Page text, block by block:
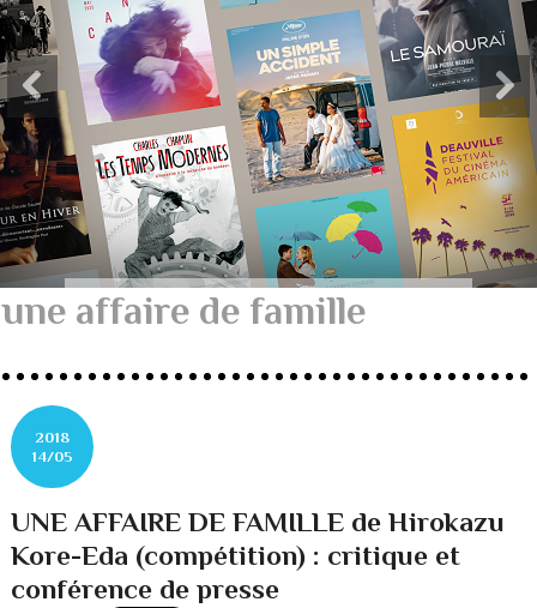
une affaire de famille
2018
14/05
UNE AFFAIRE DE FAMILLE de Hirokazu
Kore-Eda (compétition) : critique et
conférence de presse